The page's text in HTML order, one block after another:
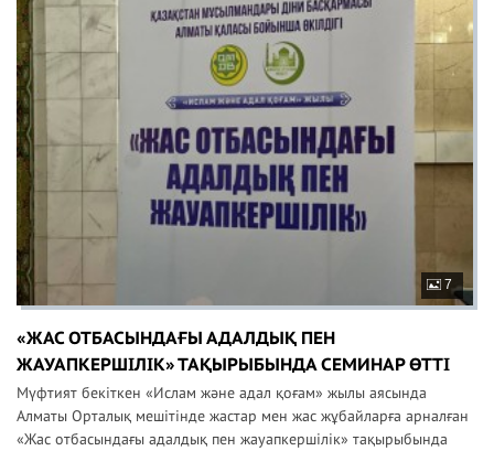
7
«ЖАС ОТБАСЫНДАҒЫ АДАЛДЫҚ ПЕН
ЖАУАПКЕРШІЛІК» ТАҚЫРЫБЫНДА СЕМИНАР ӨТТІ
Мүфтият бекіткен «Ислам және адал қоғам» жылы аясында
Алматы Орталық мешітінде жастар мен жас жұбайларға арналған
«Жас отбасындағы адалдық пен жауапкершілік» тақырыбында